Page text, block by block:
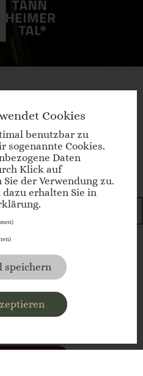
Cookies
benutzbar zu
sogenannte Cookies.
Daten
Klick auf
der Verwendung zu.
erhalten Sie in
speichern